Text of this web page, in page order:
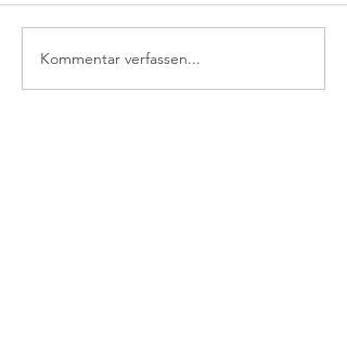
Kommentar verfassen...